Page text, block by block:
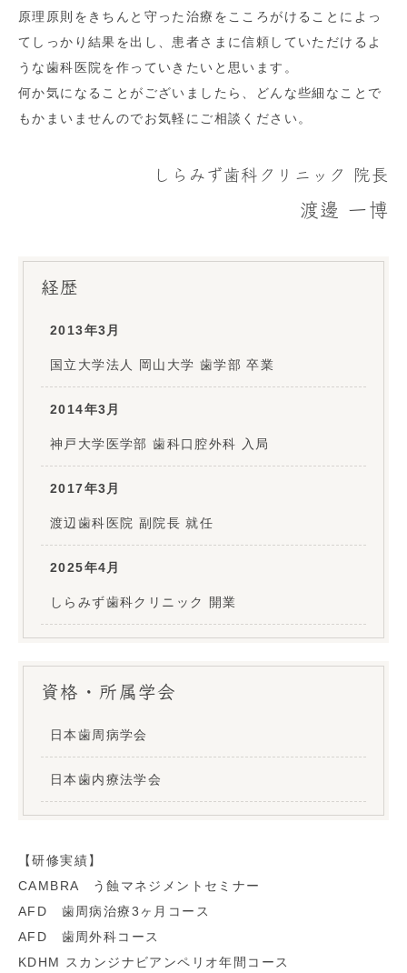
原理原則をきちんと守った治療をこころがけることによっ
てしっかり結果を出し、患者さまに信頼していただけるよ
うな歯科医院を作っていきたいと思います。
何か気になることがございましたら、どんな些細なことで
もかまいませんのでお気軽にご相談ください。
しらみず歯科クリニック 院長
渡邊 一博
経歴
2013年3月
国立大学法人 岡山大学 歯学部 卒業
2014年3月
神戸大学医学部 歯科口腔外科 入局
2017年3月
渡辺歯科医院 副院長 就任
2025年4月
しらみず歯科クリニック 開業
資格・所属学会
日本歯周病学会
日本歯内療法学会
【研修実績】
CAMBRA う蝕マネジメントセミナー
AFD 歯周病治療3ヶ月コース
AFD 歯周外科コース
KDHM スカンジナビアンペリオ年間コース